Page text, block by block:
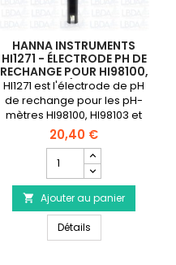
HANNA INSTRUMENTS
HI1271 - ÉLECTRODE PH DE
RECHANGE POUR HI98100,
HI98103 (NOUVEAU
MODÈLE) ET HI98115
HI1271 est l'électrode de pH
de rechange pour les pH-
mètres HI98100, HI98103 et
HI98115 Checker
20,40 €
quantité
du
produit
HANNA
INSTRUMENTS
HI1271
 Ajouter au panier
DétailsHANNA